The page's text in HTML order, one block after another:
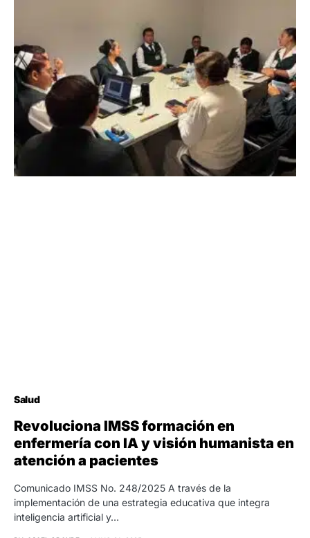
Salud
Revoluciona IMSS formación en
enfermería con IA y visión humanista en
atención a pacientes
Comunicado IMSS No. 248/2025 A través de la
implementación de una estrategia educativa que integra
inteligencia artificial y…